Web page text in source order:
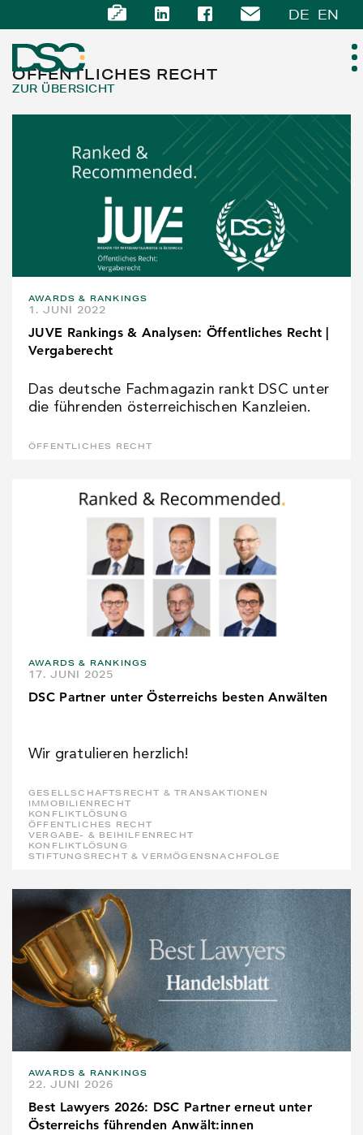
DE EN
ÜBER UNS
EXPERTISE
NEWS
KARRIERE
KONTAKT
ÖFFENTLICHES RECHT
ZUR ÜBERSICHT
AWARDS & RANKINGS
1. JUNI 2022
JUVE Rankings & Analysen: Öffentliches Recht |
Vergaberecht
Das deutsche Fachmagazin rankt DSC unter
die führenden österreichischen Kanzleien.
ÖFFENTLICHES RECHT
AWARDS & RANKINGS
17. JUNI 2025
DSC Partner unter Österreichs besten Anwälten
Wir gratulieren herzlich!
GESELLSCHAFTSRECHT & TRANSAKTIONEN
IMMOBILIENRECHT
KONFLIKTLÖSUNG
ÖFFENTLICHES RECHT
VERGABE- & BEIHILFENRECHT
KONFLIKTLÖSUNG
STIFTUNGSRECHT & VERMÖGENSNACHFOLGE
AWARDS & RANKINGS
22. JUNI 2026
Best Lawyers 2026: DSC Partner erneut unter
Österreichs führenden Anwält:innen